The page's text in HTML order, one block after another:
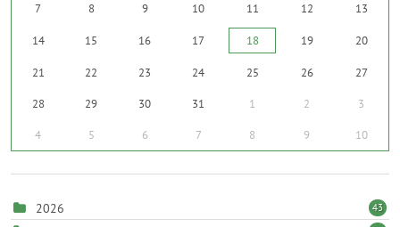
7 8 9 10 11 12 13
14 15 16 17 18 19 20
21 22 23 24 25 26 27
28 29 30 31 1 2 3
4 5 6 7 8 9 10
2026 43